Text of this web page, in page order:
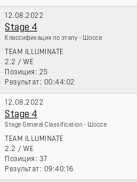
12.08.2022
Stage 4
Классификация по этапу - Шоссе
TEAM ILLUMINATE
2.2 / WE
25
00:44:02
12.08.2022
Stage 4
Stage General Classification - Шоссе
TEAM ILLUMINATE
2.2 / WE
37
09:40:16